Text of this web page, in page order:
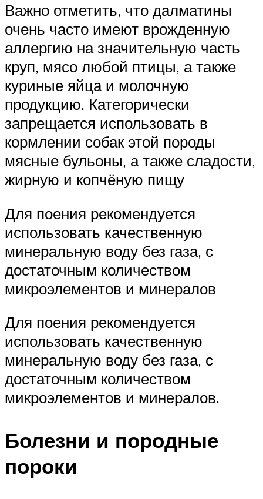
Важно отметить, что далматины
очень часто имеют врожденную
аллергию на значительную часть
круп, мясо любой птицы, а также
куриные яйца и молочную
продукцию. Категорически
запрещается использовать в
кормлении собак этой породы
мясные бульоны, а также сладости,
жирную и копчёную пищу
Для поения рекомендуется
использовать качественную
минеральную воду без газа, с
достаточным количеством
микроэлементов и минералов
Для поения рекомендуется
использовать качественную
минеральную воду без газа, с
достаточным количеством
микроэлементов и минералов.
Болезни и породные
пороки